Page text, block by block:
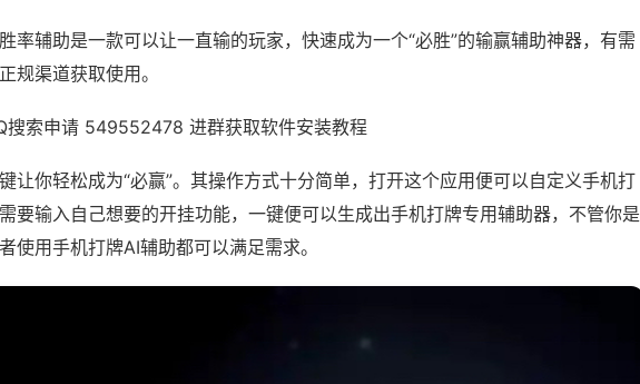
率辅助是一款可以让一直输的玩家，快速成为一个“必胜”的输赢辅助神器，有需
规渠道获取使用。
搜索申请 549552478 进群获取软件安装教程
让你轻松成为“必赢”。其操作方式十分简单，打开这个应用便可以自定义手机打
要输入自己想要的开挂功能，一键便可以生成出手机打牌专用辅助器，不管你是
使用手机打牌AI辅助都可以满足需求。